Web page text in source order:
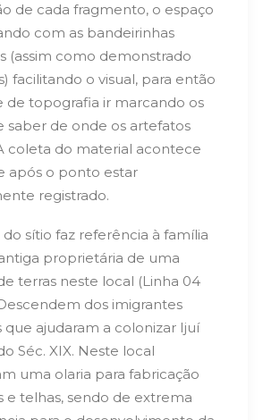
de cada fragmento, o espaço
com as bandeirinhas
(assim como demonstrado
facilitando o visual, para então
de topografia ir marcando os
saber de onde os artefatos
coleta do material acontece
após o ponto estar
registrado.
sítio faz referência à família
proprietária de uma
terras neste local (Linha 04
dos imigrantes
que ajudaram a colonizar Ijuí
Séc. XIX. Neste local
uma olaria para fabricação
e telhas, sendo de extrema